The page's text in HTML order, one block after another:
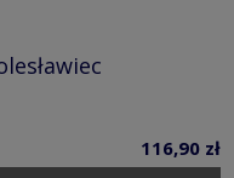
116,90 zł